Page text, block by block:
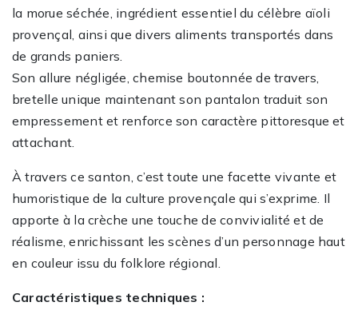
la morue séchée, ingrédient essentiel du célèbre aïoli
provençal, ainsi que divers aliments transportés dans
de grands paniers.
Son allure négligée, chemise boutonnée de travers,
bretelle unique maintenant son pantalon traduit son
empressement et renforce son caractère pittoresque et
attachant.
À travers ce santon, c’est toute une facette vivante et
humoristique de la culture provençale qui s’exprime. Il
apporte à la crèche une touche de convivialité et de
réalisme, enrichissant les scènes d’un personnage haut
en couleur issu du folklore régional.
Caractéristiques techniques :